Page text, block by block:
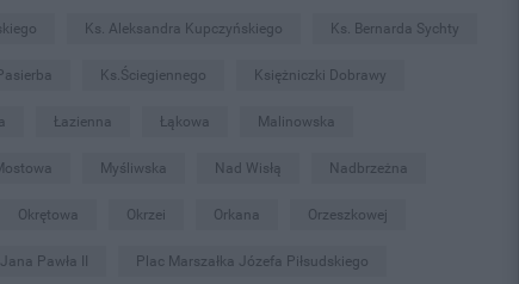
Ks. Aleksandra Kupczyńskiego Ks. Bernarda Sychty
Ks.Ściegiennego Księżniczki Dobrawy
Łazienna Łąkowa Malinowska
Myśliwska Nad Wisłą Nadbrzeżna
Okrętowa Okrzei Orkana Orzeszkowej
Pawła II Plac Marszałka Józefa Piłsudskiego